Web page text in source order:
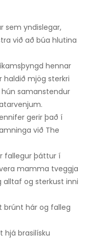
sem yndislegar,
við að búa hlutina
hennar
haldið mjög sterkri
samanstendur
gerir það í
við The
fallegur þáttur í
mamma tveggja
alltaf og sterkust inni
brúnt hár og falleg
brasilísku